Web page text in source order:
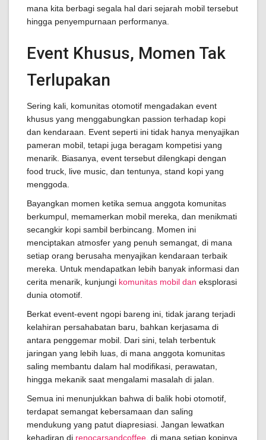
mana kita berbagi segala hal dari sejarah mobil tersebut
hingga penyempurnaan performanya.
Event Khusus, Momen Tak
Terlupakan
Sering kali, komunitas otomotif mengadakan event
khusus yang menggabungkan passion terhadap kopi
dan kendaraan. Event seperti ini tidak hanya menyajikan
pameran mobil, tetapi juga beragam kompetisi yang
menarik. Biasanya, event tersebut dilengkapi dengan
food truck, live music, dan tentunya, stand kopi yang
menggoda.
Bayangkan momen ketika semua anggota komunitas
berkumpul, memamerkan mobil mereka, dan menikmati
secangkir kopi sambil berbincang. Momen ini
menciptakan atmosfer yang penuh semangat, di mana
setiap orang berusaha menyajikan kendaraan terbaik
mereka. Untuk mendapatkan lebih banyak informasi dan
cerita menarik, kunjungi komunitas mobil dan eksplorasi
dunia otomotif.
Berkat event-event ngopi bareng ini, tidak jarang terjadi
kelahiran persahabatan baru, bahkan kerjasama di
antara penggemar mobil. Dari sini, telah terbentuk
jaringan yang lebih luas, di mana anggota komunitas
saling membantu dalam hal modifikasi, perawatan,
hingga mekanik saat mengalami masalah di jalan.
Semua ini menunjukkan bahwa di balik hobi otomotif,
terdapat semangat kebersamaan dan saling
mendukung yang patut diapresiasi. Jangan lewatkan
kehadiran di renocarsandcoffee , di mana setiap kopinya